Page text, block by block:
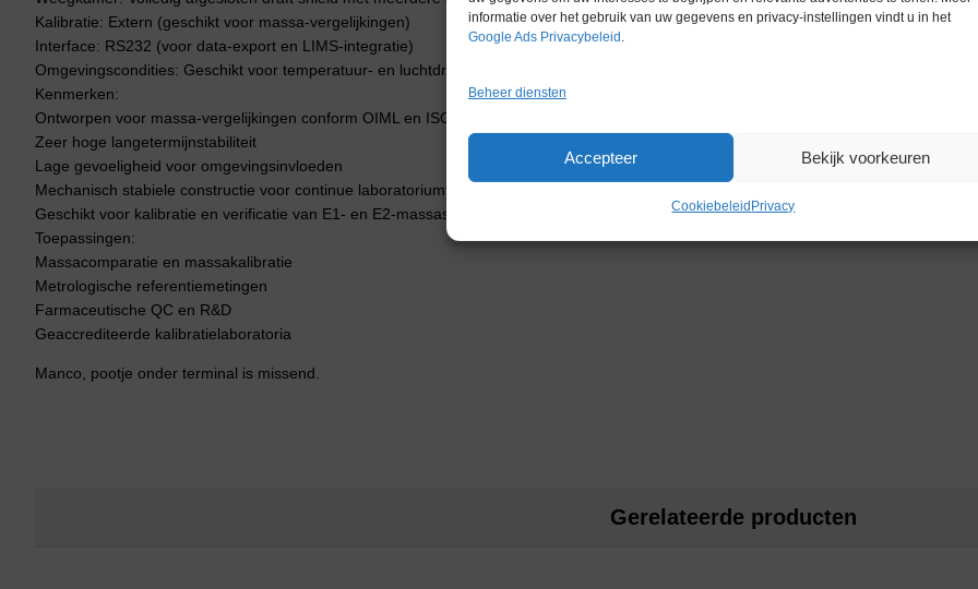
informatie over het gebruik van uw gegevens en privacy-instellingen vindt u in het
Google Ads Privacybeleid
Beheer diensten
Accepteer Bekijk voorkeuren
Cookiebeleid Privacy
Kalibratie: Extern (geschikt voor massa-vergelijkingen)
Interface: RS232 (voor data-export en LIMS-integratie)
Omgevingscondities: Geschikt voor temperatuur- en luchtdrukgecontroleerde omgevingen
Kenmerken:
Ontworpen voor massa-vergelijkingen conform OIML en ISO 17025
Zeer hoge langetermijnstabiliteit
Lage gevoeligheid voor omgevingsinvloeden
Mechanisch stabiele constructie voor continue laboratoriumtoepassing
Geschikt voor kalibratie en verificatie van E1- en E2-massastandaarden
Toepassingen:
Massacomparatie en massakalibratie
Metrologische referentiemetingen
Farmaceutische QC en R&D
Geaccrediteerde kalibratielaboratoria
Manco, pootje onder terminal is missend.
Gerelateerde producten